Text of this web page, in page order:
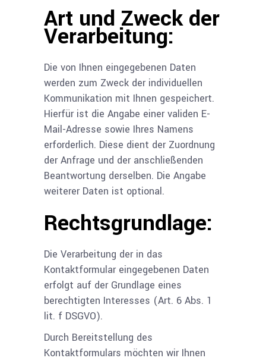
Art und Zweck der
Verarbeitung:
Die von Ihnen eingegebenen Daten
werden zum Zweck der individuellen
Kommunikation mit Ihnen gespeichert.
Hierfür ist die Angabe einer validen E-
Mail-Adresse sowie Ihres Namens
erforderlich. Diese dient der Zuordnung
der Anfrage und der anschließenden
Beantwortung derselben. Die Angabe
weiterer Daten ist optional.
Rechtsgrundlage:
Die Verarbeitung der in das
Kontaktformular eingegebenen Daten
erfolgt auf der Grundlage eines
berechtigten Interesses (Art. 6 Abs. 1
lit. f DSGVO).
Durch Bereitstellung des
Kontaktformulars möchten wir Ihnen